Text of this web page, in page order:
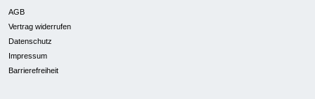
AGB
Vertrag widerrufen
Datenschutz
Impressum
Barrierefreiheit